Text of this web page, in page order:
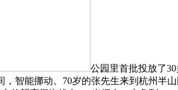
公园里首批投放了
智能挪动。70岁的张先生来到杭州半